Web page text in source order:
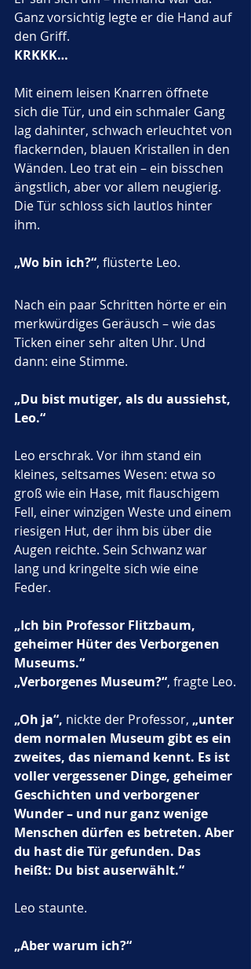
Ganz vorsichtig legte er die Hand auf
den Griff.
KRKKK…
Mit einem leisen Knarren öffnete
sich die Tür, und ein schmaler Gang
lag dahinter, schwach erleuchtet von
flackernden, blauen Kristallen in den
Wänden. Leo trat ein – ein bisschen
ängstlich, aber vor allem neugierig.
Die Tür schloss sich lautlos hinter
ihm.
„Wo bin ich?“, flüsterte Leo.
Nach ein paar Schritten hörte er ein
merkwürdiges Geräusch – wie das
Ticken einer sehr alten Uhr. Und
dann: eine Stimme.
„Du bist mutiger, als du aussiehst,
Leo.“
Leo erschrak. Vor ihm stand ein
kleines, seltsames Wesen: etwa so
groß wie ein Hase, mit flauschigem
Fell, einer winzigen Weste und einem
riesigen Hut, der ihm bis über die
Augen reichte. Sein Schwanz war
lang und kringelte sich wie eine
Feder.
„Ich bin Professor Flitzbaum,
geheimer Hüter des Verborgenen
Museums.“
„Verborgenes Museum?“, fragte Leo.
„Oh ja“, nickte der Professor, „unter
dem normalen Museum gibt es ein
zweites, das niemand kennt. Es ist
voller vergessener Dinge, geheimer
Geschichten und verborgener
Wunder – und nur ganz wenige
Menschen dürfen es betreten. Aber
du hast die Tür gefunden. Das
heißt: Du bist auserwählt.“
Leo staunte.
„Aber warum ich?“